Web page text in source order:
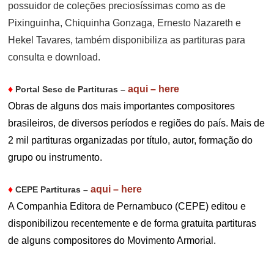
possuidor de coleções preciosíssimas como as de
Pixinguinha, Chiquinha Gonzaga, Ernesto Nazareth e
Hekel Tavares, também disponibiliza as partituras para
consulta e download.
♦ Portal Sesc de Partituras –aqui – here
Obras de alguns dos mais importantes compositores
brasileiros, de diversos períodos e regiões do país. Mais de
2 mil partituras organizadas por título, autor, formação do
grupo ou instrumento.
♦CEPE Partituras –aqui – here
A Companhia Editora de Pernambuco (CEPE) editou e
disponibilizou recentemente e de forma gratuita partituras
de alguns compositores do Movimento Armorial.